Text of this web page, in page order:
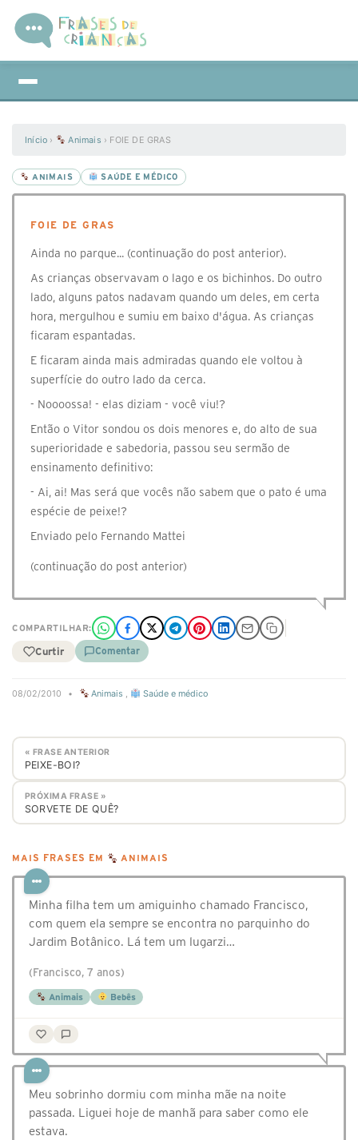
Início › Animais › FOIE DE GRAS
ANIMAIS SAÚDE E MÉDICO
FOIE DE GRAS
Ainda no parque... (continuação do post anterior).
As crianças observavam o lago e os bichinhos. Do outro
lado, alguns patos nadavam quando um deles, em certa
hora, mergulhou e sumiu em baixo d'água. As crianças
ficaram espantadas.
E ficaram ainda mais admiradas quando ele voltou à
superfície do outro lado da cerca.
- Noooossa! - elas diziam - você viu!?
Então o Vitor sondou os dois menores e, do alto de sua
superioridade e sabedoria, passou seu sermão de
ensinamento definitivo:
- Ai, ai! Mas será que vocês não sabem que o pato é uma
espécie de peixe!?
Enviado pelo Fernando Mattei
(continuação do post anterior)
COMPARTILHAR:
Curtir Comentar
08/02/2010 • Animais , Saúde e médico
« FRASE ANTERIOR
PEIXE-BOI?
PRÓXIMA FRASE »
SORVETE DE QUÊ?
MAIS FRASES EM ANIMAIS
Minha filha tem um amiguinho chamado Francisco,
com quem ela sempre se encontra no parquinho do
Jardim Botânico. Lá tem um lugarzi…
(Francisco, 7 anos)
Animais Bebês
Meu sobrinho dormiu com minha mãe na noite
passada. Liguei hoje de manhã para saber como ele
estava.